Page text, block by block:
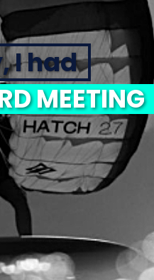
I had
MEETING